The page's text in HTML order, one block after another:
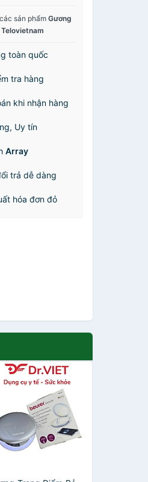
sản phẩmGương
Telovietnam
toàn quốc
tra hàng
khi nhận hàng
Uy tín
Array
trả dễ dàng
hóa đơn đỏ